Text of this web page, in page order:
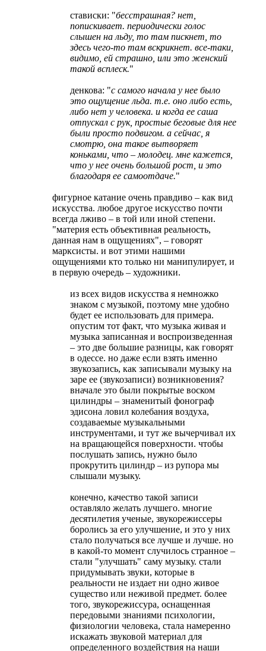
стависки: "бесстрашная? нет,
попискивает. периодически голос
слышен на льду, то там пискнет, то
здесь чего-то там вскрикнет. все-таки,
видимо, ей страшно, или это женский
такой всплеск."
денкова: "с самого начала у нее было
это ощущение льда. т.е. оно либо есть,
либо нет у человека. и когда ее саша
отпускал с рук, простые беговые для нее
были просто подвигом. а сейчас, я
смотрю, она такое вытворяет
коньками, что – молодец. мне кажется,
что у нее очень большой рост, и это
благодаря ее самоотдаче."​
фигурное катание очень правдиво – как вид
искусства. любое другое искусство почти
всегда лживо – в той или иной степени.
"материя есть объективная реальность,
данная нам в ощущениях", – говорят
марксисты. и вот этими нашими
ощущениями кто только ни манипулирует, и
в первую очередь – художники.
из всех видов искусства я немножко
знаком с музыкой, поэтому мне удобно
будет ее использовать для примера.
опустим тот факт, что музыка живая и
музыка записанная и воспроизведенная
– это две большие разницы, как говорят
в одессе. но даже если взять именно
звукозапись, как записывали музыку на
заре ее (звукозаписи) возникновения?
вначале это были покрытые воском
цилиндры – знаменитый фонограф
эдисона ловил колебания воздуха,
создаваемые музыкальными
инструментами, и тут же вычерчивал их
на вращающейся поверхности. чтобы
послушать запись, нужно было
прокрутить цилиндр – из рупора мы
слышали музыку.
конечно, качество такой записи
оставляло желать лучшего. многие
десятилетия ученые, звукорежиссеры
боролись за его улучшение, и это у них
стало получаться все лучше и лучше. но
в какой-то момент случилось странное –
стали "улучшать" саму музыку. стали
придумывать звуки, которые в
реальности не издает ни одно живое
существо или неживой предмет. более
того, звукорежиссура, оснащенная
передовыми знаниями психологии,
физиологии человека, стала намеренно
искажать звуковой материал для
определенного воздействия на наши